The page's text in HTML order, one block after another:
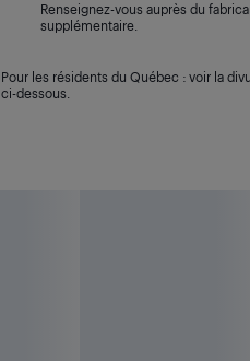
Renseignez-vous auprès du
supplémentaire.
Pour les résidents du Québec : voir la
ci-dessous.